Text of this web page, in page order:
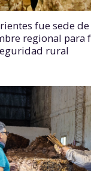
fue sede
regional para
rural